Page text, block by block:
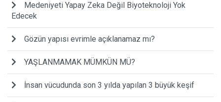
Medeniyeti Yapay Zeka Değil Biyoteknoloji Yok
Edecek
Gözün yapısı evrimle açıklanamaz mı?
YAŞLANMAMAK MÜMKÜN MÜ?
İnsan vücudunda son 3 yılda yapılan 3 büyük keşif